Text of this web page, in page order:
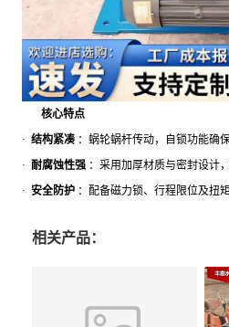
核心特点
·结构紧凑：蜗轮蜗杆传动，自锁功能确
·耐腐蚀性强 ：采用加厚材质与密封设计
· 安全防护 ：配备磁力锁、行程限位及扭
相关产品：